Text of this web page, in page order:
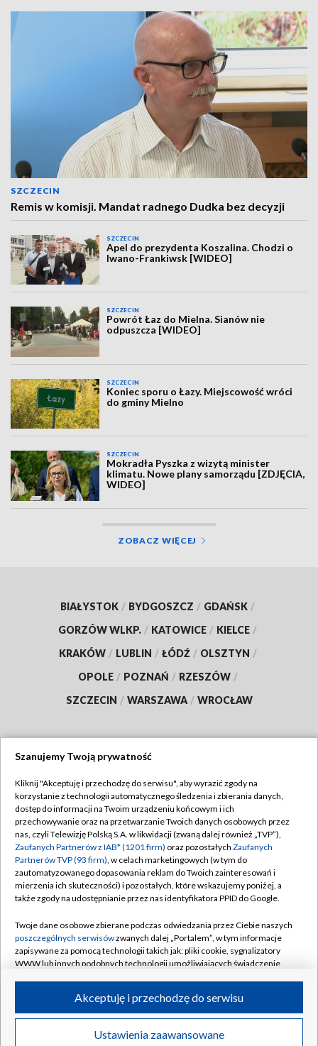
SZCZECIN
Remis w komisji. Mandat radnego Dudka bez decyzji
SZCZECIN
Apel do prezydenta Koszalina. Chodzi o
Iwano-Frankiwsk [WIDEO]
SZCZECIN
Powrót Łaz do Mielna. Sianów nie
odpuszcza [WIDEO]
SZCZECIN
Koniec sporu o Łazy. Miejscowość wróci
do gminy Mielno
SZCZECIN
Mokradła Pyszka z wizytą minister
klimatu. Nowe plany samorządu [ZDJĘCIA,
WIDEO]
ZOBACZ WIĘCEJ
BIAŁYSTOK / BYDGOSZCZ / GDAŃSK /
GORZÓW WLKP. / KATOWICE / KIELCE /
KRAKÓW / LUBLIN / ŁÓDŹ / OLSZTYN /
OPOLE / POZNAŃ / RZESZÓW /
SZCZECIN / WARSZAWA / WROCŁAW
TVP
Abonament TVP
Emisja w TVP
Centrum informacji TVP
Naziemna Telewizja Cyfrowa
Rada Programowa
System NOS
Informacje o nadawcy
Program dla prasy
Regulamin TVP
Polityka prywatności
Moje zgody
Pomoc
Kontakt
Kanały
©2026 Telewizja Polska S.A. w likwidacji
Szanujemy Twoją prywatność
Kliknij "Akceptuję i przechodzę do serwisu", aby wyrazić zgody na
korzystanie z technologii automatycznego śledzenia i zbierania danych,
dostęp do informacji na Twoim urządzeniu końcowym i ich
przechowywanie oraz na przetwarzanie Twoich danych osobowych przez
nas, czyli Telewizję Polską S.A. w likwidacji (zwaną dalej również „TVP”),
Zaufanych Partnerów z IAB* (1201 firm) oraz pozostałych Zaufanych
Partnerów TVP (93 firm), w celach marketingowych (w tym do
zautomatyzowanego dopasowania reklam do Twoich zainteresowań i
mierzenia ich skuteczności) i pozostałych, które wskazujemy poniżej, a
także zgody na udostępnianie przez nas identyfikatora PPID do Google.
Twoje dane osobowe zbierane podczas odwiedzania przez Ciebie naszych
poszczególnych serwisówzwanych dalej „Portalem”, w tym informacje
zapisywane za pomocą technologii takich jak: pliki cookie, sygnalizatory
WWW lub innych podobnych technologii umożliwiających świadczenie
ruchu w Internecie.
Twoje dane osobowe zbierane podczas odwiedzania przez Ciebie
poszczególnych serwisówna Portalu, takie jak adresy IP, identyfikatory
Ustawienia zaawansowane
Akceptuję i przechodzę do serwisu